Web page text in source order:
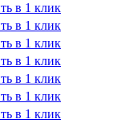
в 1 клик
в 1 клик
в 1 клик
в 1 клик
в 1 клик
в 1 клик
в 1 клик